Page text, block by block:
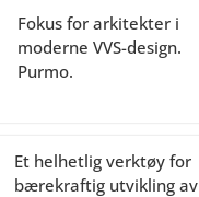
Fokus for arkitekter i
moderne VVS-design.
Purmo.
Et helhetlig verktøy for
bærekraftig utvikling av